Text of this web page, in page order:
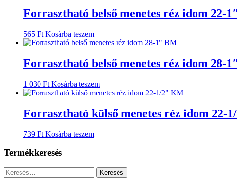
Forrasztható belső menetes réz idom 22-
565 Ft Kosárba teszem
Forrasztható belső menetes réz idom 28-
1 030 Ft Kosárba teszem
Forrasztható külső menetes réz idom 22-
739 Ft Kosárba teszem
Termékkeresés
Keresés: